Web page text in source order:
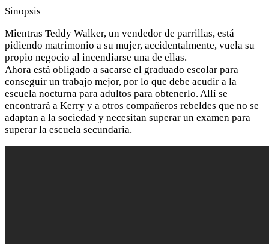
Sinopsis
Mientras Teddy Walker, un vendedor de parrillas, está
pidiendo matrimonio a su mujer, accidentalmente, vuela su
propio negocio al incendiarse una de ellas.
Ahora está obligado a sacarse el graduado escolar para
conseguir un trabajo mejor, por lo que debe acudir a la
escuela nocturna para adultos para obtenerlo. Allí se
encontrará a Kerry y a otros compañeros rebeldes que no se
adaptan a la sociedad y necesitan superar un examen para
superar la escuela secundaria.